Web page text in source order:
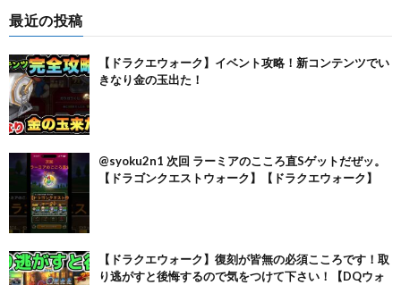
最近の投稿
【ドラクエウォーク】イベント攻略！新コンテンツでい
きなり金の玉出た！
@syoku2n1 次回 ラーミアのこころ直Sゲットだぜッ。
【ドラゴンクエストウォーク】【ドラクエウォーク】
【ドラクエウォーク】復刻が皆無の必須こころです！取
り逃がすと後悔するので気をつけて下さい！【DQウォ